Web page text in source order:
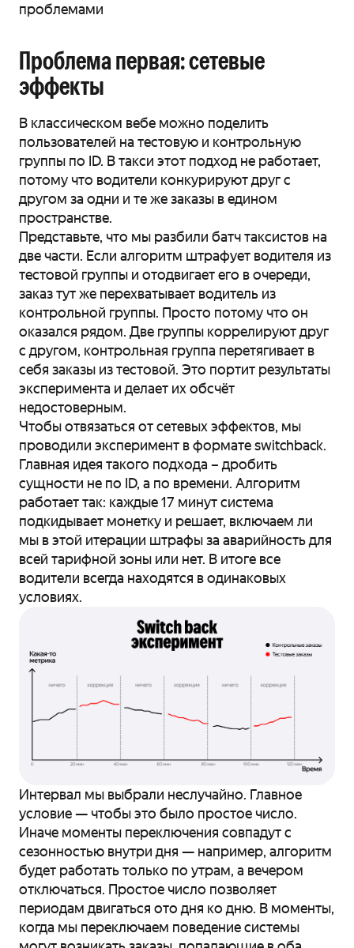
проблемами
Проблема первая: сетевые
эффекты
В классическом вебе можно поделить
пользователей на тестовую и контрольную
группы по ID. В такси этот подход не работает,
потому что водители конкурируют друг с
другом за одни и те же заказы в едином
пространстве.
Представьте, что мы разбили батч таксистов на
две части. Если алгоритм штрафует водителя из
тестовой группы и отодвигает его в очереди,
заказ тут же перехватывает водитель из
контрольной группы. Просто потому что он
оказался рядом. Две группы коррелируют друг
с другом, контрольная группа перетягивает в
себя заказы из тестовой. Это портит результаты
эксперимента и делает их обсчёт
недостоверным.
Чтобы отвязаться от сетевых эффектов, мы
проводили эксперимент в формате switchback.
Главная идея такого подхода – дробить
сущности не по ID, а по времени. Алгоритм
работает так: каждые 17 минут система
подкидывает монетку и решает, включаем ли
мы в этой итерации штрафы за аварийность для
всей тарифной зоны или нет. В итоге все
водители всегда находятся в одинаковых
условиях.
Интервал мы выбрали неслучайно. Главное
условие — чтобы это было простое число.
Иначе моменты переключения совпадут с
сезонностью внутри дня — например, алгоритм
будет работать только по утрам, а вечером
отключаться. Простое число позволяет
периодам двигаться ото дня ко дню. В моменты,
когда мы переключаем поведение системы